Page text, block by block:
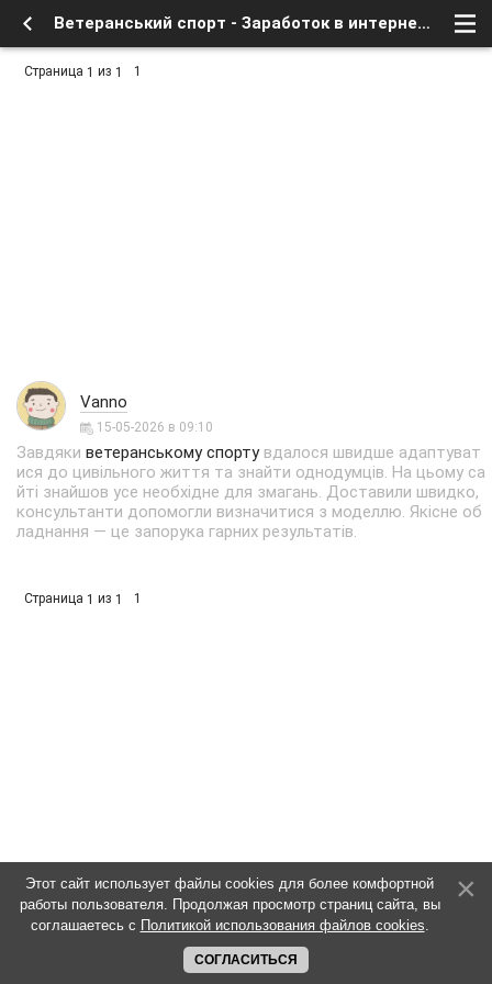
Ветеранський спорт - Заработок в интернете, бесплатное в сети - Курилка - интересное в сети - Форум о спутниковом тв и интернете
Страница 1 из 1 1
Vanno
15-05-2026 в 09:10
Завдяки ветеранському спортувдалося швидше адаптуват
ися до цивільного життя та знайти однодумців. На цьому са
йті знайшов усе необхідне для змагань. Доставили швидко,
консультанти допомогли визначитися з моделлю. Якісне об
ладнання — це запорука гарних результатів.
Страница 1 из 1 1
Этот сайт использует файлы cookies для более комфортной
работы пользователя. Продолжая просмотр страниц сайта, вы
соглашаетесь с Политикой использования файлов cookies.
СОГЛАСИТЬСЯ